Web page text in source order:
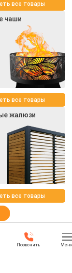
все товары
чаши
все товары
жалюзи
все товары
Позвонить